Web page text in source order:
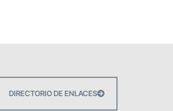
DIRECTORIO DE ENLACES